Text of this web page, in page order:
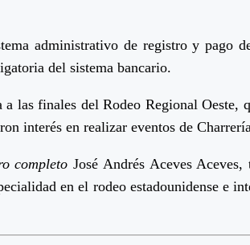
administrativo de registro y pago
del sistema bancario.
finales del Rodeo Regional Oeste,
interés en realizar eventos de
completoJosé Andrés Aceves
en el rodeo estadounidense e